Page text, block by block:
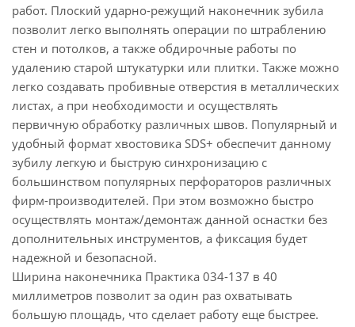
работ. Плоский ударно-режущий наконечник зубила
позволит легко выполнять операции по штраблению
стен и потолков, а также обдирочные работы по
удалению старой штукатурки или плитки. Также можно
легко создавать пробивные отверстия в металлических
листах, а при необходимости и осуществлять
первичную обработку различных швов. Популярный и
удобный формат хвостовика SDS+ обеспечит данному
зубилу легкую и быструю синхронизацию с
большинством популярных перфораторов различных
фирм-производителей. При этом возможно быстро
осуществлять монтаж/демонтаж данной оснастки без
дополнительных инструментов, а фиксация будет
надежной и безопасной.
Ширина наконечника Практика 034-137 в 40
миллиметров позволит за один раз охватывать
большую площадь, что сделает работу еще быстрее.